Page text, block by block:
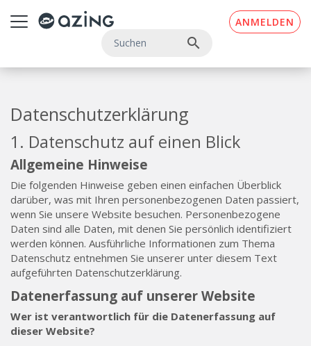
ANMELDEN
search
Datenschutzerklärung
1. Datenschutz auf einen Blick
Allgemeine Hinweise
Die folgenden Hinweise geben einen einfachen Überblick
darüber, was mit Ihren personenbezogenen Daten passiert,
wenn Sie unsere Website besuchen. Personenbezogene
Daten sind alle Daten, mit denen Sie persönlich identifiziert
werden können. Ausführliche Informationen zum Thema
Datenschutz entnehmen Sie unserer unter diesem Text
aufgeführten Datenschutzerklärung.
Datenerfassung auf unserer Website
Wer ist verantwortlich für die Datenerfassung auf
dieser Website?